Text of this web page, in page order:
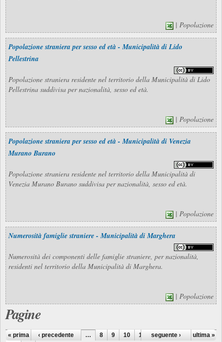
| Popolazione
Popolazione straniera per sesso ed età - Municipalità di Lido
Pellestrina
Popolazione straniera residente nel territorio della Municipalità di Lido
Pellestrina suddivisa per nazionalità, sesso ed età.
| Popolazione
Popolazione straniera per sesso ed età - Municipalità di Venezia
Murano Burano
Popolazione straniera residente nel territorio della Municipalità di
Venezia Murano Burano suddivisa per nazionalità, sesso ed età.
| Popolazione
Numerosità famiglie straniere - Municipalità di Marghera
Numerosità dei componenti delle famiglie straniere, per nazionalità,
residenti nel territorio della Municipalità di Marghera.
| Popolazione
Pagine
« prima ‹ precedente … 8 9 10 11 12 13 15
seguente › ultima »